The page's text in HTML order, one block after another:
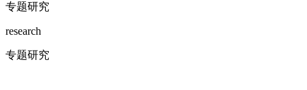
专题研究
research
专题研究